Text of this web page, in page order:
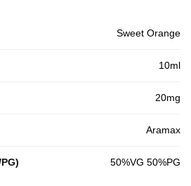
Sweet Orange
10ml
20mg
Aramax
50%VG 50%PG